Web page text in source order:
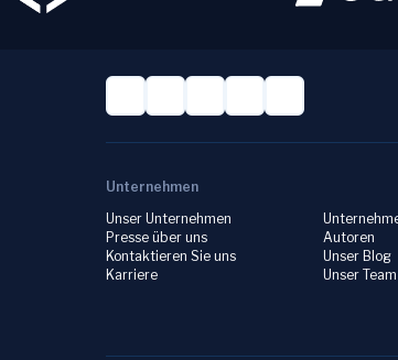
Unternehmen
Unser Unternehmen
Presse über uns
Kontaktieren Sie uns
Karriere
Autoren
Unser Blog
Unser Team